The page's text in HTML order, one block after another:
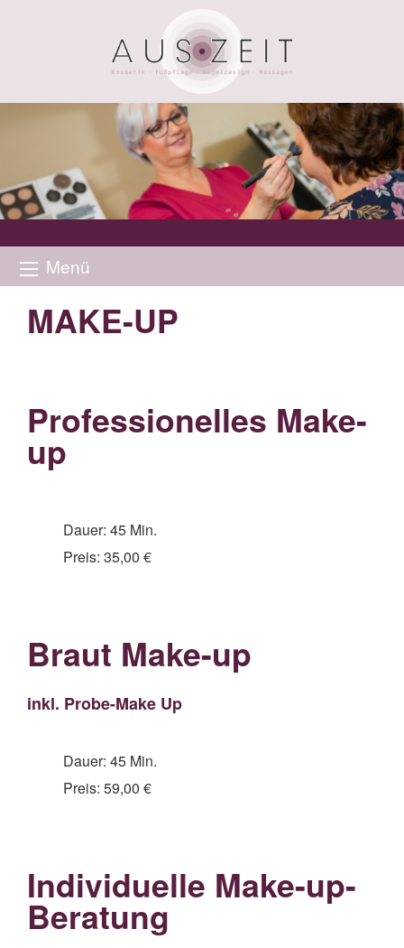
Menü
MAKE-UP
Professionelles Make-
up
Dauer: 45 Min.
Preis: 35,00 €
Braut Make-up
inkl. Probe-Make Up
Dauer: 45 Min.
Preis: 59,00 €
Individuelle Make-up-
Beratung